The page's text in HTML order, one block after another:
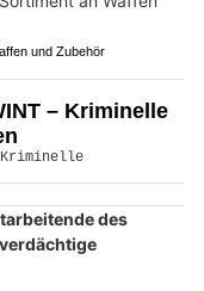
und Zubehör
– Kriminelle
des